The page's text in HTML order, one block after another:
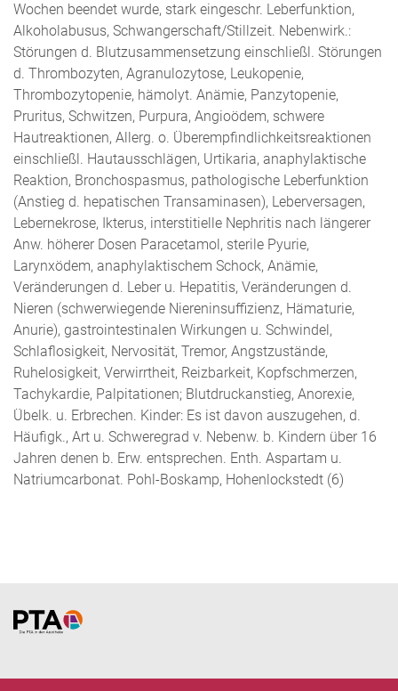
Wochen beendet wurde, stark eingeschr. Leberfunktion,
Alkoholabusus, Schwangerschaft/Stillzeit. Nebenwirk.:
Störungen d. Blutzusammensetzung einschließl. Störungen
d. Thrombozyten, Agranulozytose, Leukopenie,
Thrombozytopenie, hämolyt. Anämie, Panzytopenie,
Pruritus, Schwitzen, Purpura, Angioödem, schwere
Hautreaktionen, Allerg. o. Überempfindlichkeitsreaktionen
einschließl. Hautausschlägen, Urtikaria, anaphylaktische
Reaktion, Bronchospasmus, pathologische Leberfunktion
(Anstieg d. hepatischen Transaminasen), Leberversagen,
Lebernekrose, Ikterus, interstitielle Nephritis nach längerer
Anw. höherer Dosen Paracetamol, sterile Pyurie,
Larynxödem, anaphylaktischem Schock, Anämie,
Veränderungen d. Leber u. Hepatitis, Veränderungen d.
Nieren (schwerwiegende Niereninsuffizienz, Hämaturie,
Anurie), gastrointestinalen Wirkungen u. Schwindel,
Schlaflosigkeit, Nervosität, Tremor, Angstzustände,
Ruhelosigkeit, Verwirrtheit, Reizbarkeit, Kopfschmerzen,
Tachykardie, Palpitationen; Blutdruckanstieg, Anorexie,
Übelk. u. Erbrechen. Kinder: Es ist davon auszugehen, d.
Häufigk., Art u. Schweregrad v. Nebenw. b. Kindern über 16
Jahren denen b. Erw. entsprechen. Enth. Aspartam u.
Natriumcarbonat. Pohl-Boskamp, Hohenlockstedt (6)
Home